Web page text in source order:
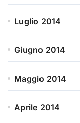
Luglio 2014
Giugno 2014
Maggio 2014
Aprile 2014